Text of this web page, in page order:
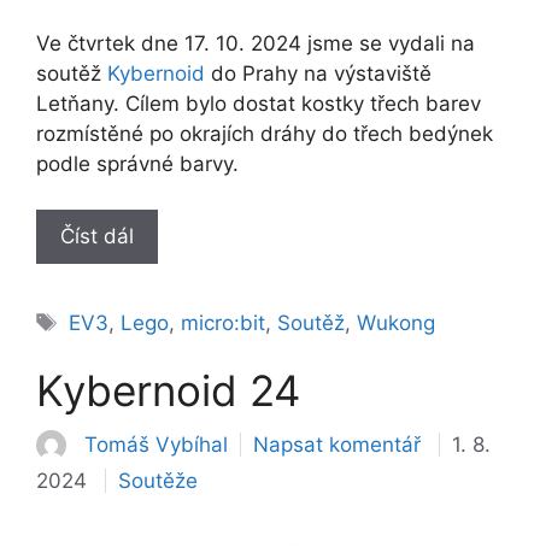
Ve čtvrtek dne 17. 10. 2024 jsme se vydali na
soutěž Kybernoid do Prahy na výstaviště
Letňany. Cílem bylo dostat kostky třech barev
rozmístěné po okrajích dráhy do třech bedýnek
podle správné barvy.
Číst dál
Štítky
EV3, Lego, micro:bit, Soutěž,Wukong
Kybernoid 24
Tomáš Vybíhal Napsat komentář
1. 8.
2024
Rubriky
Soutěže